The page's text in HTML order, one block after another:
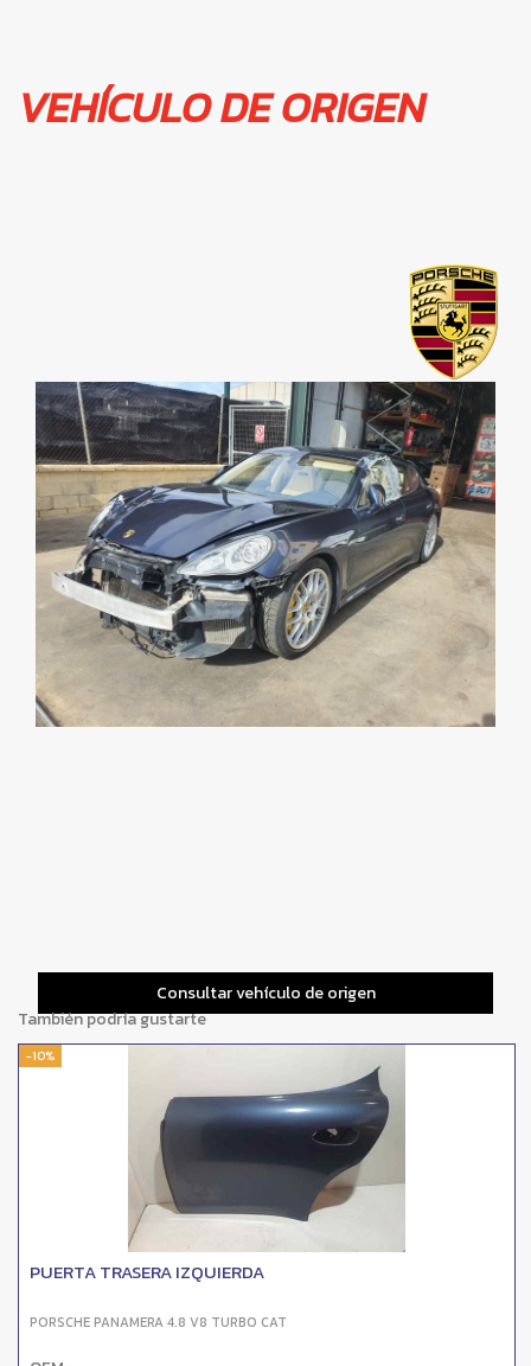
VEHÍCULO DE ORIGEN
Consultar vehículo de origen
También podría gustarte
-10%
PUERTA TRASERA IZQUIERDA
PORSCHE PANAMERA 4.8 V8 TURBO CAT